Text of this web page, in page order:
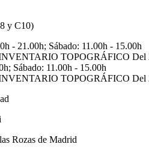
y C10)
- 21.00h; Sábado: 11.00h - 15.00h
TOPOGRÁFICO Del
Sábado: 11.00h - 15.00h
TOPOGRÁFICO Del
Rozas de Madrid